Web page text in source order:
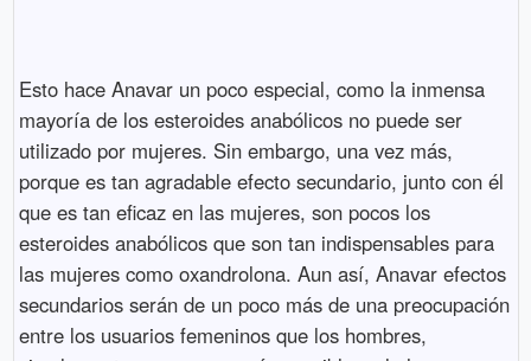
Esto hace Anavar un poco especial, como la inmensa
mayoría de los esteroides anabólicos no puede ser
utilizado por mujeres. Sin embargo, una vez más,
porque es tan agradable efecto secundario, junto con él
que es tan eficaz en las mujeres, son pocos los
esteroides anabólicos que son tan indispensables para
las mujeres como oxandrolona. Aun así, Anavar efectos
secundarios serán de un poco más de una preocupación
entre los usuarios femeninos que los hombres,